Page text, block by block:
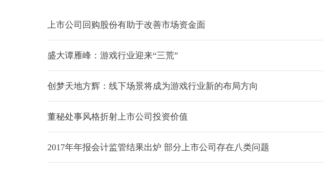
上市公司回购股份有助于改善市场资金面
盛大谭雁峰：游戏行业迎来“三荒”
创梦天地方辉：线下场景将成为游戏行业新的布局方向
董秘处事风格折射上市公司投资价值
2017年年报会计监管结果出炉 部分上市公司存在八类问题